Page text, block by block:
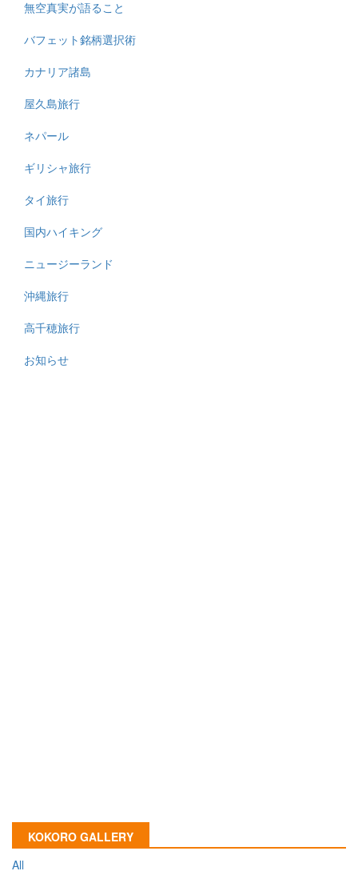
無空真実が語ること
バフェット銘柄選択術
カナリア諸島
屋久島旅行
ネパール
ギリシャ旅行
タイ旅行
国内ハイキング
ニュージーランド
沖縄旅行
高千穂旅行
お知らせ
KOKORO GALLERY
All